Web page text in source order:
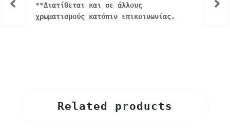
**Διατίθεται και σε άλλους
χρωματισμούς κατόπιν επικοινωνίας.
Related products